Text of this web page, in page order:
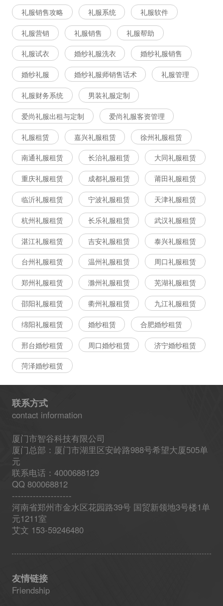
礼服销售攻略 礼服系统 礼服软件
礼服营销 礼服销售 礼服帮助
礼服试衣 婚纱礼服洗衣 婚纱礼服销售
婚纱礼服 婚纱礼服师销售话术 礼服管理
礼服财务系统 男装礼服定制
爱尚礼服出租与定制 爱尚礼服客资管理
礼服租赁 嘉兴礼服租赁 徐州礼服租赁
南通礼服租赁 长治礼服租赁 大同礼服租赁
重庆礼服租赁 成都礼服租赁 莆田礼服租赁
临沂礼服租赁 宁波礼服租赁 天津礼服租赁
杭州礼服租赁 长乐礼服租赁 武汉礼服租赁
湛江礼服租赁 吉安礼服租赁 泰兴礼服租赁
台州礼服租赁 温州礼服租赁 周口礼服租赁
郑州礼服租赁 滁州礼服租赁 芜湖礼服租赁
邵阳礼服租赁 衢州礼服租赁 九江礼服租赁
绵阳礼服租赁 婚纱租赁 合肥婚纱租赁
邢台婚纱租赁 周口婚纱租赁 济宁婚纱租赁
菏泽婚纱租赁
联系方式
contact information
厦门市智谷科技有限公司
厦门总部：厦门市湖里区安岭路988号希望大厦505单
元
联系电话：4000688129
QQ 800068812
--------------------
河南省郑州市金水区花园路39号 国贸新领地3号楼1单
元1211室
艾文 153-59246480
友情链接
Friendship